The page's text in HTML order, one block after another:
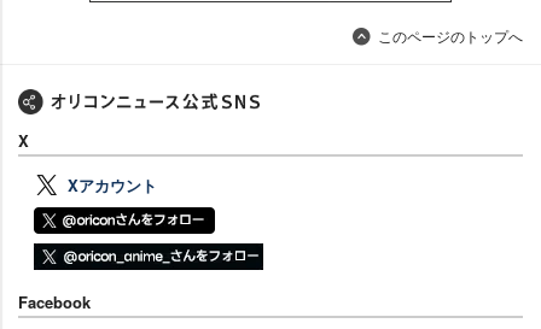
このページのトップへ
X
Xアカウント
Facebook